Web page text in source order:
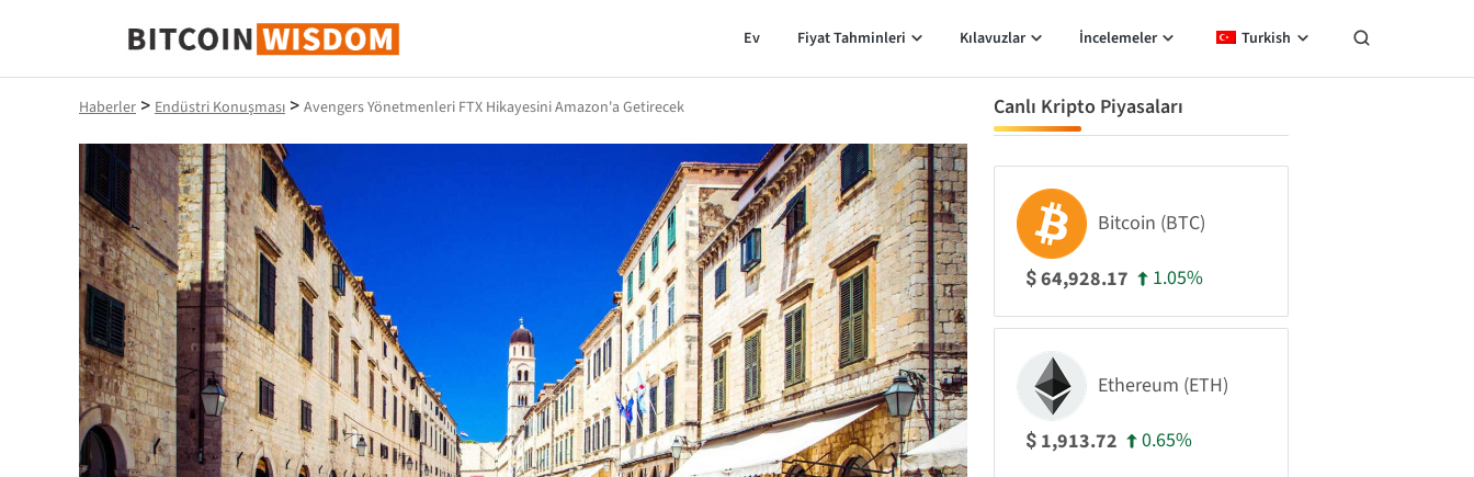
Bitcoin Bilgeliği
Ev Fiyat Tahminleri Kılavuzlar İncelemeler Turkish
Haberler > Endüstri Konuşması > Avengers Yönetmenleri FTX Hikayesini Amazon'a Getirecek Canlı Kripto Piyasaları
Bitcoin (BTC)
$64,928.17 1.05%
Ethereum (ETH)
$ 1,913.72 0.65%